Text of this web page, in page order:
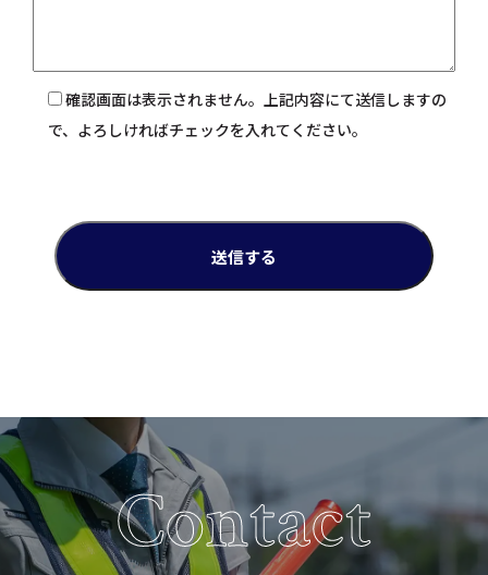
確認画面は表示されません。上記内容にて送信しますの
で、よろしければチェックを入れてください。
Contact